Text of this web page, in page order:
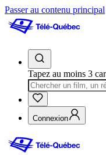
Passer au contenu principal
Tapez au moins 3
Connexion